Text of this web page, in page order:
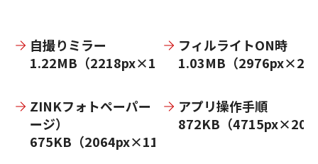
自撮りミラー
1.22MB（2218px×1500px）
フィルライトON時
1.03MB（
ZINKフォトペーパー（イメ
ージ）
675KB（2064px×1192px）
アプリ操作手順
872KB（